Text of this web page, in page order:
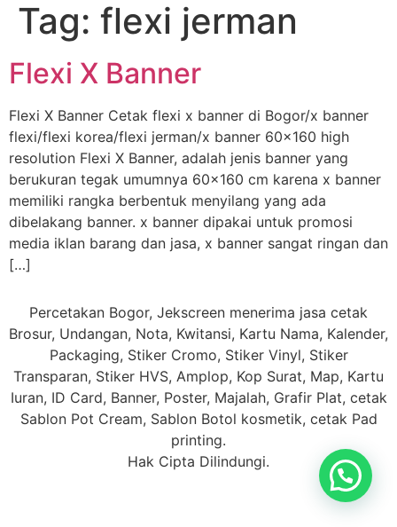
Tag: flexi jerman
Flexi X Banner
Flexi X Banner Cetak flexi x banner di Bogor/x banner
flexi/flexi korea/flexi jerman/x banner 60×160 high
resolution Flexi X Banner, adalah jenis banner yang
berukuran tegak umumnya 60×160 cm karena x banner
memiliki rangka berbentuk menyilang yang ada
dibelakang banner. x banner dipakai untuk promosi
media iklan barang dan jasa, x banner sangat ringan dan
[…]
Percetakan Bogor, Jekscreen menerima jasa cetak
Brosur, Undangan, Nota, Kwitansi, Kartu Nama, Kalender,
Packaging, Stiker Cromo, Stiker Vinyl, Stiker
Transparan, Stiker HVS, Amplop, Kop Surat, Map, Kartu
Iuran, ID Card, Banner, Poster, Majalah, Grafir Plat, cetak
Sablon Pot Cream, Sablon Botol kosmetik, cetak Pad
printing.
Hak Cipta Dilindungi.